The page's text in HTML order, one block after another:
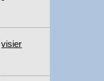
visier